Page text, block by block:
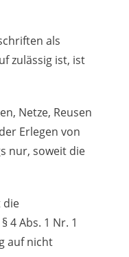
als
zulässig ist, ist
Netze, Reusen
Erlegen von
nur, soweit die
die
4 Abs. 1 Nr. 1
auf nicht